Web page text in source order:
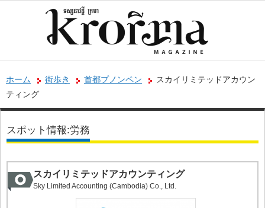
ホーム 街歩き 首都プノンペン
スカイリミテッドアカウン
ティング
スポット情報:労務
スカイリミテッドアカウンティング
Sky Limited Accounting (Cambodia) Co., Ltd.